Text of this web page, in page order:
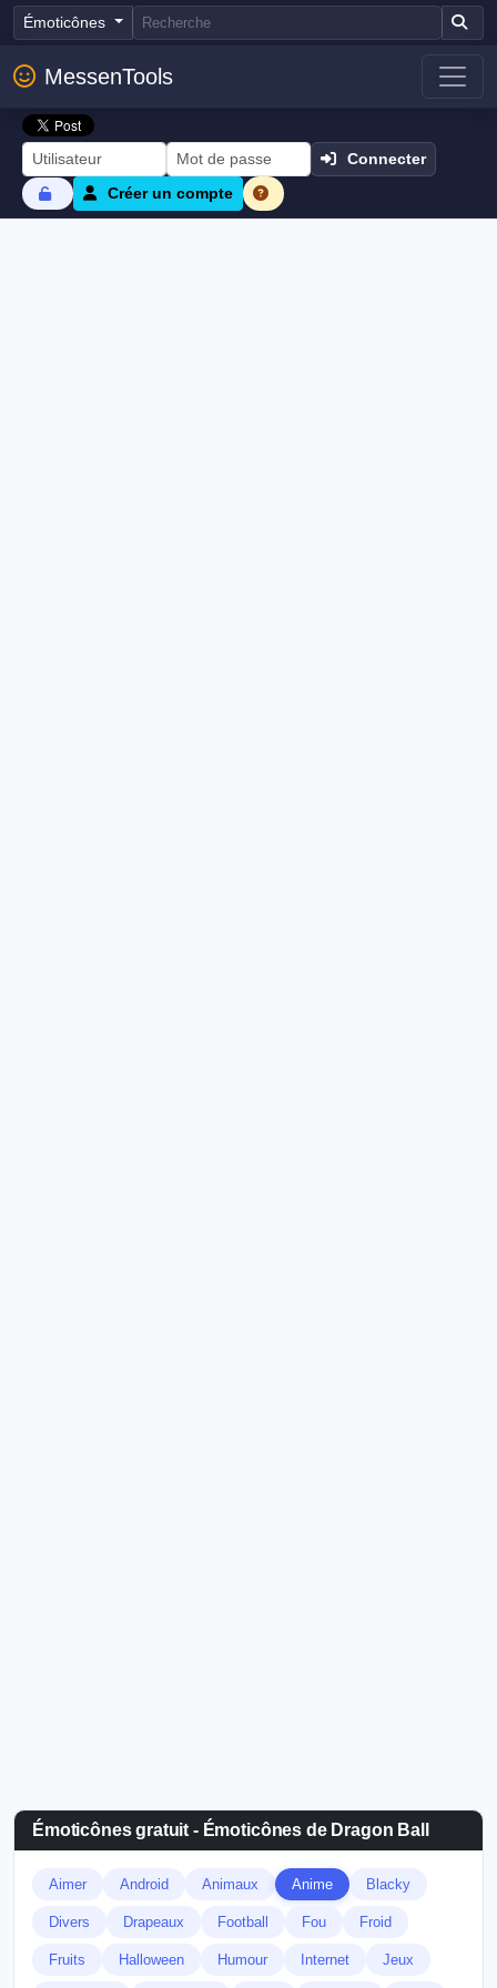
Émoticônes
MessenTools
Connecter
Créer un compte
Émoticônes gratuit - Émoticônes de Dragon Ball
Aimer Android Animaux Anime Blacky
Divers Drapeaux Football Fou Froid
Fruits Halloween Humour Internet Jeux